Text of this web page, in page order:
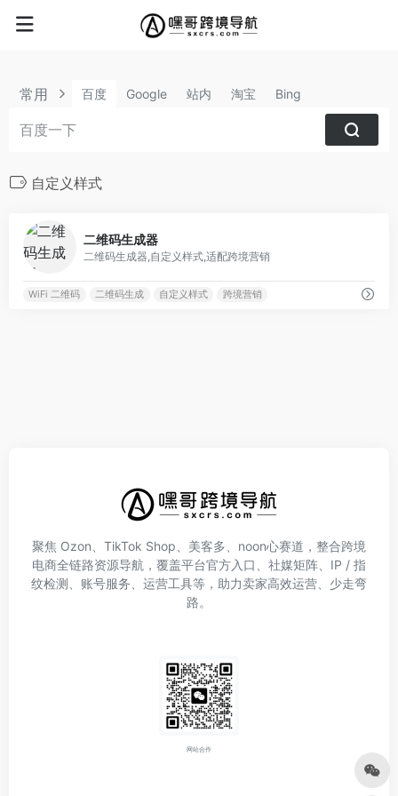
常用 百度 Google 站内 淘宝 Bing
自定义样式
二维码生成器
二维码生成器,自定义样式,适配跨境营销
WiFi 二维码 二维码生成 自定义样式 跨境营销
聚焦 Ozon、TikTok Shop、美客多、noon心赛道，整合跨境
电商全链路资源导航，覆盖平台官方入口、社媒矩阵、IP / 指
纹检测、账号服务、运营工具等，助力卖家高效运营、少走弯
路。
网站合作